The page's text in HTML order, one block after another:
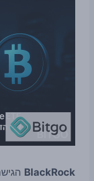
BlackRock